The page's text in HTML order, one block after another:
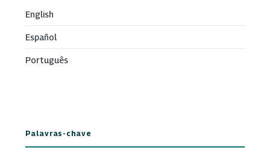
English
Español
Português
Palavras-chave